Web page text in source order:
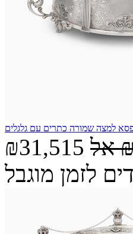
למצה שמורה כתרים עם גלגלים
₪31,515 אל
לזמן מוגבל